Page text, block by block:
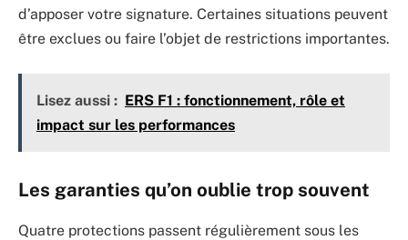
d’apposer votre signature. Certaines situations peuvent
être exclues ou faire l’objet de restrictions importantes.
Lisez aussi : ERS F1 : fonctionnement, rôle et
impact sur les performances
Les garanties qu’on oublie trop souvent
Quatre protections passent régulièrement sous les